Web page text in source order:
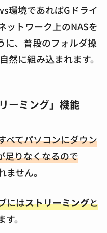
環境であればGドライ
ットワーク上のNASを
に、普段のフォルダ操
然に組み込まれます。
ーミング」機能
べてパソコンにダウン
足りなくなるので
せん。
にはストリーミングと
。